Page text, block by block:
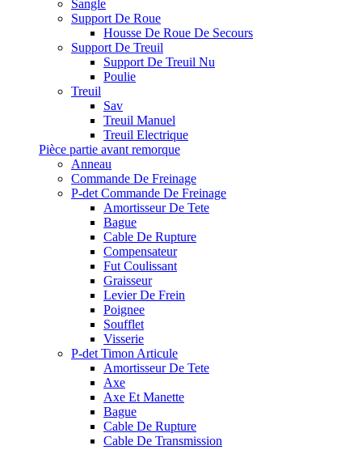
Sangle
Support De Roue
Housse De Roue De Secours
Support De Treuil
Support De Treuil Nu
Poulie
Treuil
Sav
Treuil Manuel
Treuil Electrique
Pièce partie avant remorque
Anneau
Commande De Freinage
P-det Commande De Freinage
Amortisseur De Tete
Bague
Cable De Rupture
Compensateur
Fut Coulissant
Graisseur
Levier De Frein
Poignee
Soufflet
Visserie
P-det Timon Articule
Amortisseur De Tete
Axe
Axe Et Manette
Bague
Cable De Rupture
Cable De Transmission